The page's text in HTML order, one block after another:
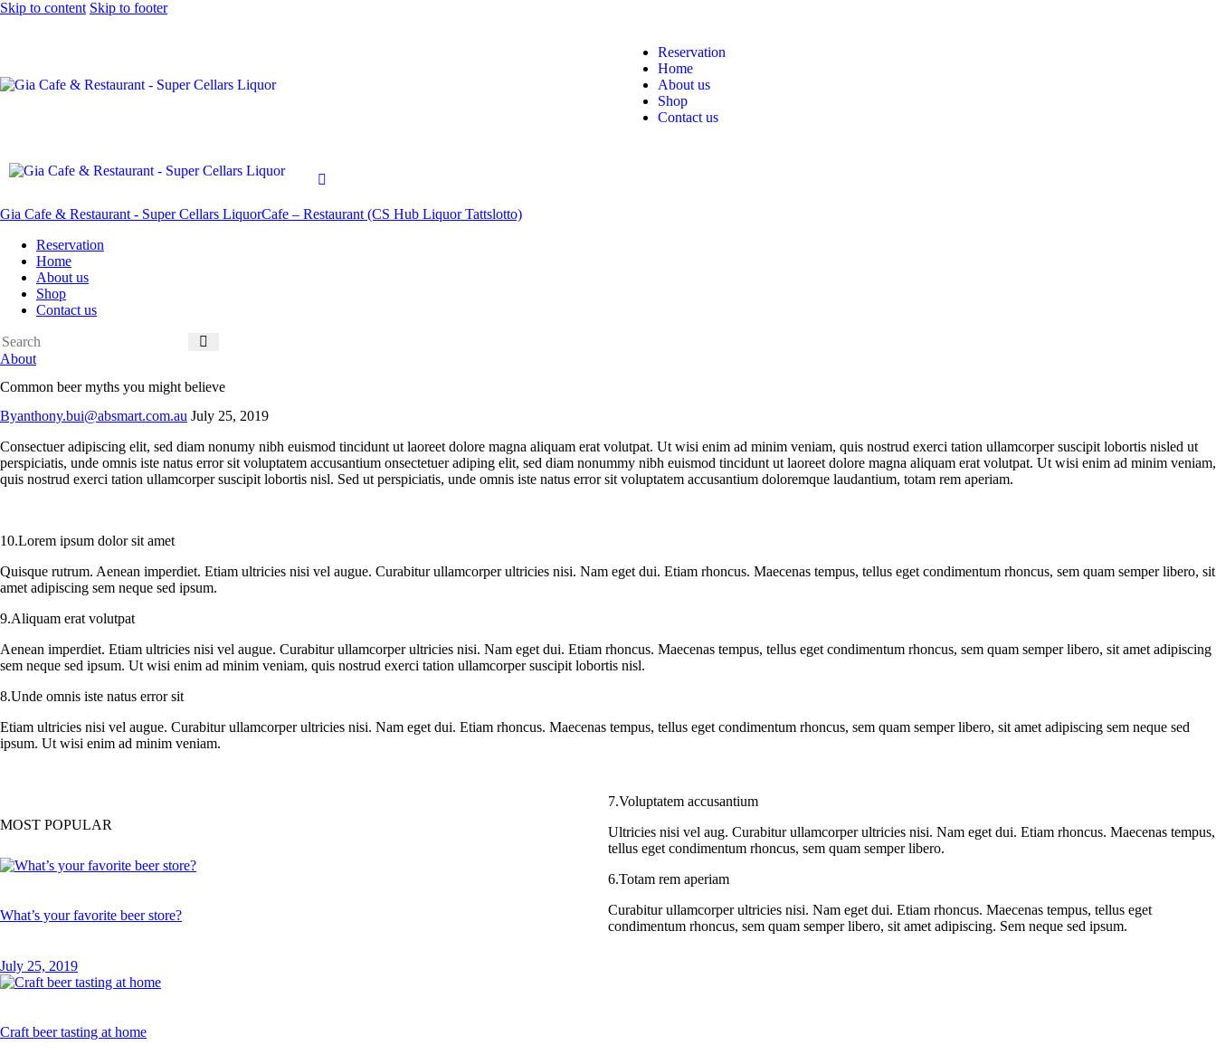
Skip to content Skip to footer
Reservation
Home
About us
Shop
Contact us
Gia Cafe & Restaurant - Super Cellars LiquorCafe – Restaurant (CS Hub Liquor Tattslotto)
Reservation
Home
About us
Shop
Contact us
About
Common beer myths you might believe
Byanthony.bui@absmart.com.au July 25, 2019
Consectuer adipiscing elit, sed diam nonumy nibh euismod tincidunt ut laoreet dolore magna aliquam erat volutpat. Ut wisi enim ad minim veniam, quis nostrud exerci tation ullamcorper suscipit lobortis nisled ut
perspiciatis, unde omnis iste natus error sit voluptatem accusantium onsectetuer adiping elit, sed diam nonummy nibh euismod tincidunt ut laoreet dolore magna aliquam erat volutpat. Ut wisi enim ad minim veniam,
quis nostrud exerci tation ullamcorper suscipit lobortis nisl. Sed ut perspiciatis, unde omnis iste natus error sit voluptatem accusantium doloremque laudantium, totam rem aperiam.
10.Lorem ipsum dolor sit amet
Quisque rutrum. Aenean imperdiet. Etiam ultricies nisi vel augue. Curabitur ullamcorper ultricies nisi. Nam eget dui. Etiam rhoncus. Maecenas tempus, tellus eget condimentum rhoncus, sem quam semper libero, sit
amet adipiscing sem neque sed ipsum.
9.Aliquam erat volutpat
Aenean imperdiet. Etiam ultricies nisi vel augue. Curabitur ullamcorper ultricies nisi. Nam eget dui. Etiam rhoncus. Maecenas tempus, tellus eget condimentum rhoncus, sem quam semper libero, sit amet adipiscing
sem neque sed ipsum. Ut wisi enim ad minim veniam, quis nostrud exerci tation ullamcorper suscipit lobortis nisl.
8.Unde omnis iste natus error sit
Etiam ultricies nisi vel augue. Curabitur ullamcorper ultricies nisi. Nam eget dui. Etiam rhoncus. Maecenas tempus, tellus eget condimentum rhoncus, sem quam semper libero, sit amet adipiscing sem neque sed
ipsum. Ut wisi enim ad minim veniam.
MOST POPULAR
What’s your favorite beer store?
July 25, 2019
Craft beer tasting at home
7.Voluptatem accusantium
Ultricies nisi vel aug. Curabitur ullamcorper ultricies nisi. Nam eget dui. Etiam rhoncus. Maecenas tempus,
tellus eget condimentum rhoncus, sem quam semper libero.
6.Totam rem aperiam
Curabitur ullamcorper ultricies nisi. Nam eget dui. Etiam rhoncus. Maecenas tempus, tellus eget
condimentum rhoncus, sem quam semper libero, sit amet adipiscing. Sem neque sed ipsum.